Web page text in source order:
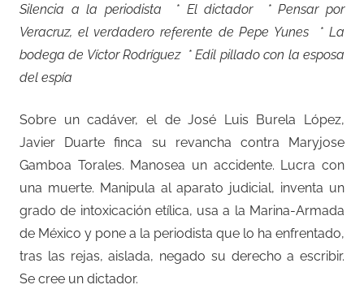
Silencia a la periodista * El dictador * Pensar por
Veracruz, el verdadero referente de Pepe Yunes * La
bodega de Víctor Rodríguez * Edil pillado con la esposa
del espía
Sobre un cadáver, el de José Luis Burela López,
Javier Duarte finca su revancha contra Maryjose
Gamboa Torales. Manosea un accidente. Lucra con
una muerte. Manipula al aparato judicial, inventa un
grado de intoxicación etílica, usa a la Marina-Armada
de México y pone a la periodista que lo ha enfrentado,
tras las rejas, aislada, negado su derecho a escribir.
Se cree un dictador.